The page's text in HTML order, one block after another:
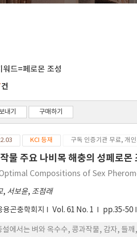
워드=페로몬 조성
건
내기 구매하기
KCI 등재 구독 인증기관 무료, 개
물 주요 나비목 해충의 성페로몬
Compositions of Sex
, 서보윤, 조점래
용곤충학회지 Vol. 61 No. 1 pp.35-50
설에서는 벼와 옥수수, 콩과작물, 감자, 들